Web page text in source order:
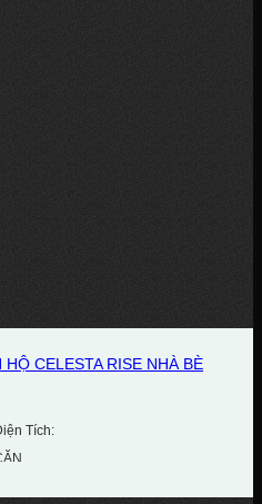
CELESTA RISE NHÀ BÈ
Tích: